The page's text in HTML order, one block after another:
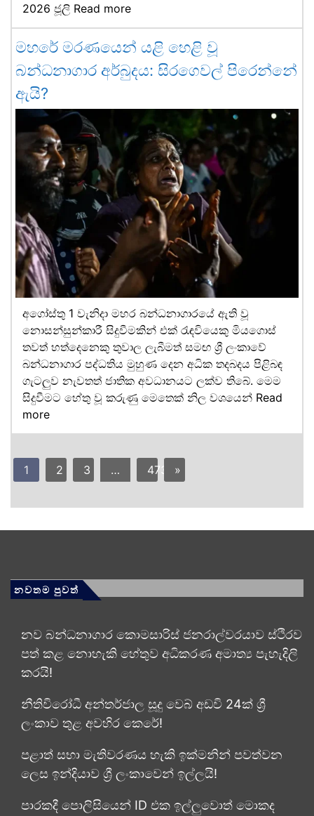
2026 ජූලි Read more
මහරේ මරණයෙන් යළි හෙළි වූ
බන්ධනාගාර අර්බුදය: සිරගෙවල් පිරෙන්නේ
ඇයි?
අගෝස්තු 1 වැනිදා මහර බන්ධනාගාරයේ ඇති වූ
නොසන්සුන්කාරී සිදුවීමකින් එක් රැඳවියෙකු මියගොස්
තවත් හත්දෙනෙකු තුවාල ලැබීමත් සමඟ ශ්‍රී ලංකාවේ
බන්ධනාගාර පද්ධතිය මුහුණ දෙන අධික තදබදය පිළිබඳ
ගැටලුව නැවතත් ජාතික අවධානයට ලක්ව තිබේ. මෙම
සිදුවීමට හේතු වූ කරුණු මෙතෙක් නිල වශයෙන් Read
more
1 2 3 … 473 »
නවතම පුවත්
නව බන්ධනාගාර කොමසාරිස් ජනරාල්වරයාව ස්ථිරව
පත් කළ නොහැකි හේතුව අධිකරණ අමාත්‍ය පැහැදිලි
කරයි!
නීතිවිරෝධී අන්තර්ජාල සූදු වෙබ් අඩවි 24ක් ශ්‍රී
ලංකාව තුළ අවහිර කෙරේ!
පළාත් සභා මැතිවරණය හැකි ඉක්මනින් පවත්වන
ලෙස ඉන්දියාව ශ්‍රී ලංකාවෙන් ඉල්ලයි!
පාරකදී පොලිසියෙන් ID එක ඉල්ලුවොත් මොකද